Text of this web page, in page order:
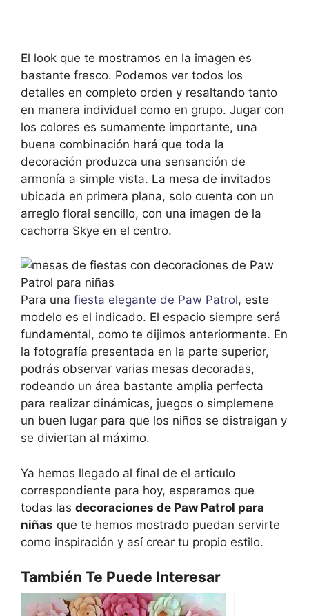
El look que te mostramos en la imagen es
bastante fresco. Podemos ver todos los
detalles en completo orden y resaltando tanto
en manera individual como en grupo. Jugar con
los colores es sumamente importante, una
buena combinación hará que toda la
decoración produzca una sensanción de
armonía a simple vista. La mesa de invitados
ubicada en primera plana, solo cuenta con un
arreglo floral sencillo, con una imagen de la
cachorra Skye en el centro.
Para una fiesta elegante de Paw Patrol, este
modelo es el indicado. El espacio siempre será
fundamental, como te dijimos anteriormente. En
la fotografía presentada en la parte superior,
podrás observar varias mesas decoradas,
rodeando un área bastante amplia perfecta
para realizar dinámicas, juegos o simplemene
un buen lugar para que los niños se distraigan y
se diviertan al máximo.
Ya hemos llegado al final de el articulo
correspondiente para hoy, esperamos que
todas las decoraciones de Paw Patrol para
niñas que te hemos mostrado puedan servirte
como inspiración y así crear tu propio estilo.
También Te Puede Interesar